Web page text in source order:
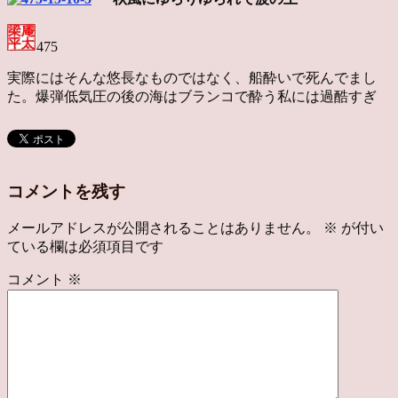
475
実際にはそんな悠長なものではなく、船酔いで死んでまし
た。爆弾低気圧の後の海はブランコで酔う私には過酷すぎ
コメントを残す
メールアドレスが公開されることはありません。 ※ が付い
ている欄は必須項目です
コメント ※